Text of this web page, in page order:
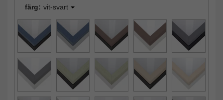
färg: vit-svart